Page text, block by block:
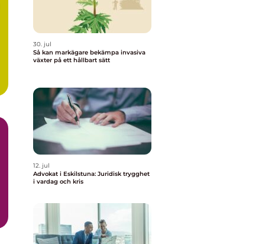
30. jul
Så kan markägare bekämpa invasiva
växter på ett hållbart sätt
12. jul
Advokat i Eskilstuna: Juridisk trygghet
i vardag och kris